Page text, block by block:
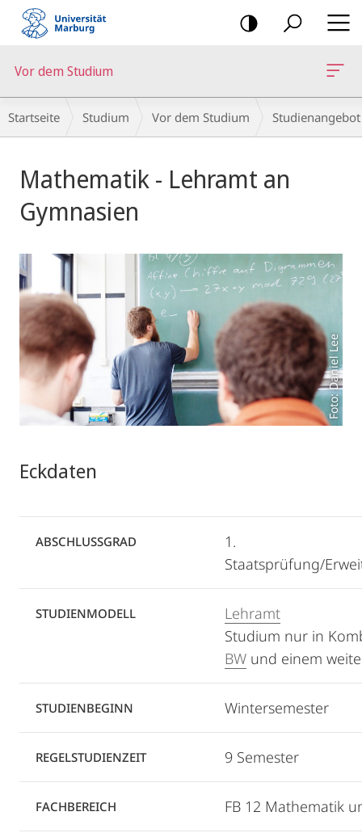
Mobile-
Navigation
Vor dem Studium
Breadcrumb-
Navigation
Startseite Studium Vor dem Studium Studienangebot
Mathematik - Lehramt an
Gymnasien
Foto: Daniel Lee
Eckdaten
ABSCHLUSSGRAD
1.
Staatsprüfung/
STUDIENMODELL
Lehramt
Studium nur in
BW und einem
STUDIENBEGINN Wintersemester
REGELSTUDIENZEIT 9 Semester
FACHBEREICH FB 12 Mathematik